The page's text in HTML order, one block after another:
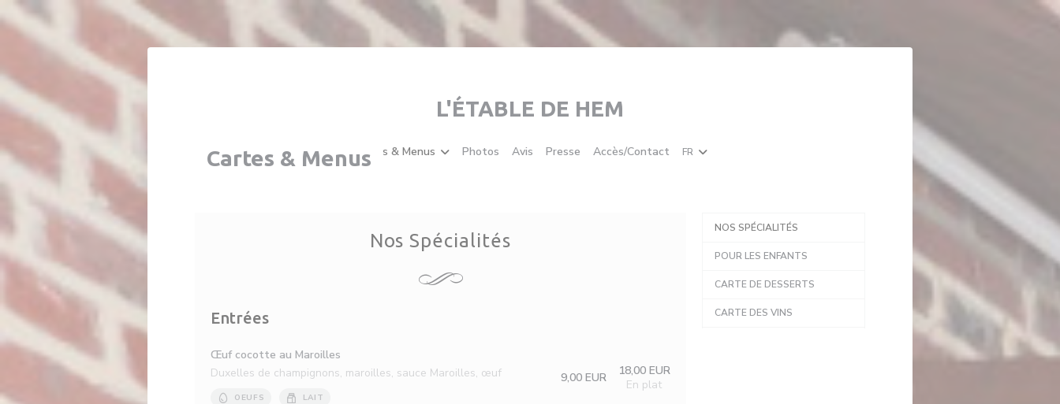
Personnalisation de vos choix en matière de cookies
L'ÉTABLE DE HEM
Cartes & Menus Photos Avis Presse Accès/Contact FR
Cartes & Menus
Nos Spécialités
Entrées
Œuf cocotte au Maroilles
Duxelles de champignons, maroilles, sauce Maroilles, œuf
OEUFS LAIT
9,00 EUR
18,00 EUR
En plat
NOS SPÉCIALITÉS
POUR LES ENFANTS
CARTE DE DESSERTS
CARTE DES VINS